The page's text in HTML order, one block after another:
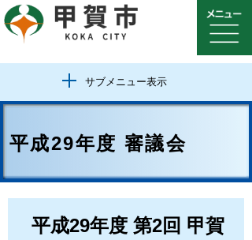
サブメニュー表示
平成29年度 審議会
平成29年度 第2回 甲賀